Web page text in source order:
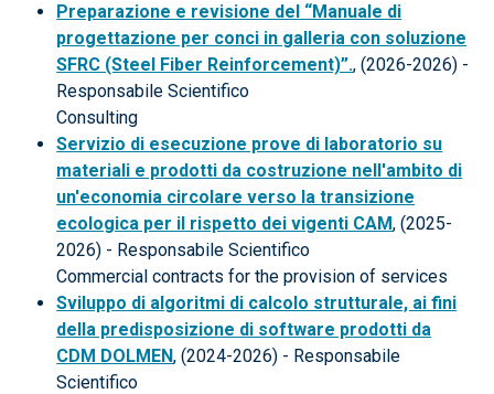
Preparazione e revisione del “Manuale di
progettazione per conci in galleria con soluzione
SFRC (Steel Fiber Reinforcement)”., (2026-2026) -
Responsabile Scientifico
Consulting
Servizio di esecuzione prove di laboratorio su
materiali e prodotti da costruzione nell'ambito di
un'economia circolare verso la transizione
ecologica per il rispetto dei vigenti CAM, (2025-
2026) - Responsabile Scientifico
Commercial contracts for the provision of services
Sviluppo di algoritmi di calcolo strutturale, ai fini
della predisposizione di software prodotti da
CDM DOLMEN, (2024-2026) - Responsabile
Scientifico